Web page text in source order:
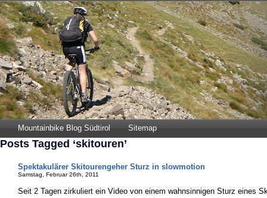
Mountainbike Blog Südtirol Sitemap
Posts Tagged ‘skitouren’
Spektakulärer Skitourengeher Sturz in slowmotion
Samstag, Februar 26th, 2011
Seit 2 Tagen zirkuliert ein Video von einem wahnsinnigen Sturz eines